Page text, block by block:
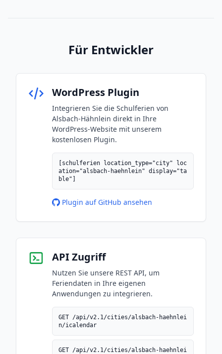
Für Entwickler
WordPress Plugin
Integrieren Sie die Schulferien von
Alsbach-Hähnlein direkt in Ihre
WordPress-Website mit unserem
kostenlosen Plugin.
[schulferien location_type="city" loc
ation="alsbach-haehnlein" display="ta
ble"]
Plugin auf GitHub ansehen
API Zugriff
Nutzen Sie unsere REST API, um
Feriendaten in Ihre eigenen
Anwendungen zu integrieren.
GET /api/v2.1/cities/alsbach-haehnlei
n/icalendar
GET /api/v2.1/cities/alsbach-haehnlei